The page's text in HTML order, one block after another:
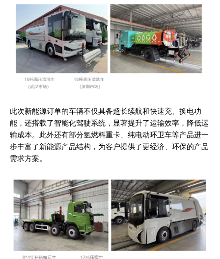
此次新能源订单的车辆不仅具备超长续航和快速充、换电功
能，还搭载了智能化驾驶系统，显著提升了运输效率，降低运
输成本。此外还有部分氢燃料重卡、纯电动环卫车等产品进一
步丰富了新能源产品结构，为客户提供了更经济、环保的产品
需求方案。